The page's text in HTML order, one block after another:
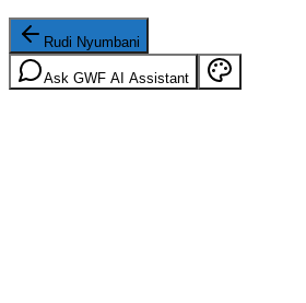
Rudi Nyumbani
Ask GWF AI Assistant